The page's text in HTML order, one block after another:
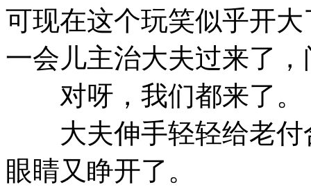
可现在这个玩笑似乎开
一会儿主治大夫过来了
对呀，我们都来了。
大夫伸手轻轻给老付
眼睛又睁开了。